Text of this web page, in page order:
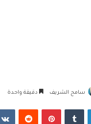
سامح الشريف دقيقة واحدة
لينكدإن بينتيريست